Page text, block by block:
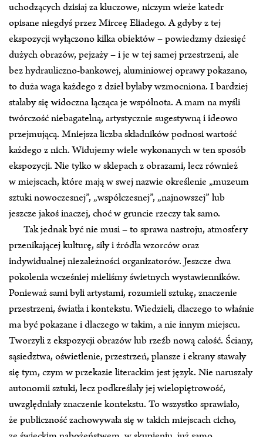
uchodzących dzisiaj za kluczowe, niczym wieże katedr
opisane niegdyś przez Mirceę Eliadego. A gdyby z tej
ekspozycji wyłączono kilka obiektów – powiedzmy dziesięć
dużych obrazów, pejzaży – i je w tej samej przestrzeni, ale
bez hydrauliczno‑bankowej, aluminiowej oprawy pokazano,
to duża waga każdego z dzieł byłaby wzmocniona. I bardziej
stałaby się widoczna łącząca je wspólnota. A mam na myśli
twórczość niebagatelną, artystycznie sugestywną i ideowo
przejmującą. Mniejsza liczba składników podnosi wartość
każdego z nich. Widujemy wiele wykonanych w ten sposób
ekspozycji. Nie tylko w sklepach z obrazami, lecz również
w miejscach, które mają w swej nazwie określenie „muzeum
sztuki nowoczesnej”, „współczesnej”, „najnowszej” lub
jeszcze jakoś inaczej, choć w gruncie rzeczy tak samo.
Tak jednak być nie musi – to sprawa nastroju, atmosfery
przenikającej kulturę, siły i źródła wzorców oraz
indywidualnej niezależności organizatorów. Jeszcze dwa
pokolenia wcześniej mieliśmy świetnych wystawienników.
Ponieważ sami byli artystami, rozumieli sztukę, znaczenie
przestrzeni, światła i kontekstu. Wiedzieli, dlaczego to właśnie
ma być pokazane i dlaczego w takim, a nie innym miejscu.
Tworzyli z ekspozycji obrazów lub rzeźb nową całość. Ściany,
sąsiedztwa, oświetlenie, przestrzeń, plansze i ekrany stawały
się tym, czym w przekazie literackim jest język. Nie naruszały
autonomii sztuki, lecz podkreślały jej wielopiętrowość,
uwzględniały znaczenie kontekstu. To wszystko sprawiało,
że publiczność zachowywała się w takich miejscach cicho,